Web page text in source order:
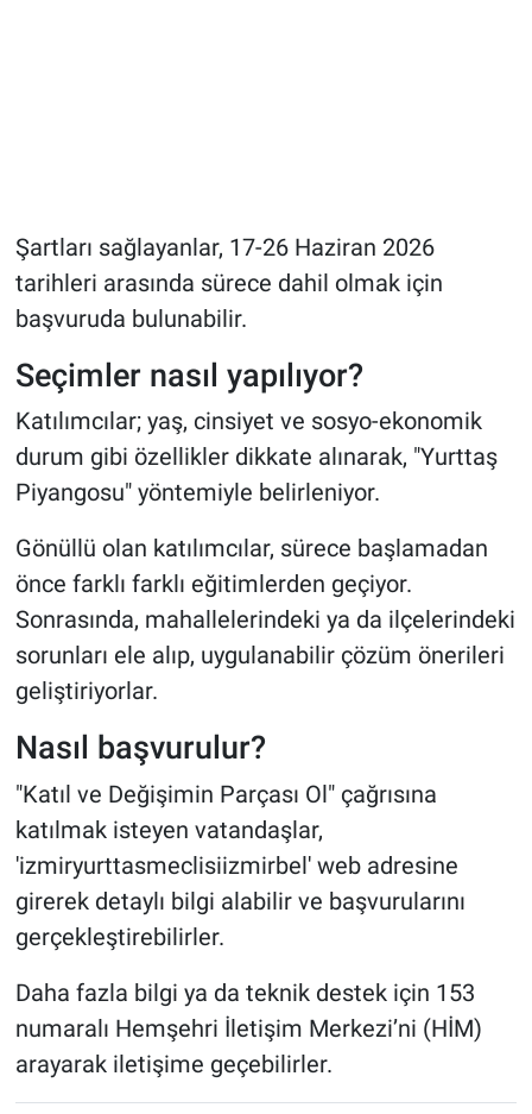
Şartları sağlayanlar, 17-26 Haziran 2026
tarihleri arasında sürece dahil olmak için
başvuruda bulunabilir.
Seçimler nasıl yapılıyor?
Katılımcılar; yaş, cinsiyet ve sosyo-ekonomik
durum gibi özellikler dikkate alınarak, "Yurttaş
Piyangosu" yöntemiyle belirleniyor.
Gönüllü olan katılımcılar, sürece başlamadan
önce farklı farklı eğitimlerden geçiyor.
Sonrasında, mahallelerindeki ya da ilçelerindeki
sorunları ele alıp, uygulanabilir çözüm önerileri
geliştiriyorlar.
Nasıl başvurulur?
"Katıl ve Değişimin Parçası Ol" çağrısına
katılmak isteyen vatandaşlar,
'izmiryurttasmeclisiizmirbel' web adresine
girerek detaylı bilgi alabilir ve başvurularını
gerçekleştirebilirler.
Daha fazla bilgi ya da teknik destek için 153
numaralı Hemşehri İletişim Merkezi’ni (HİM)
arayarak iletişime geçebilirler.